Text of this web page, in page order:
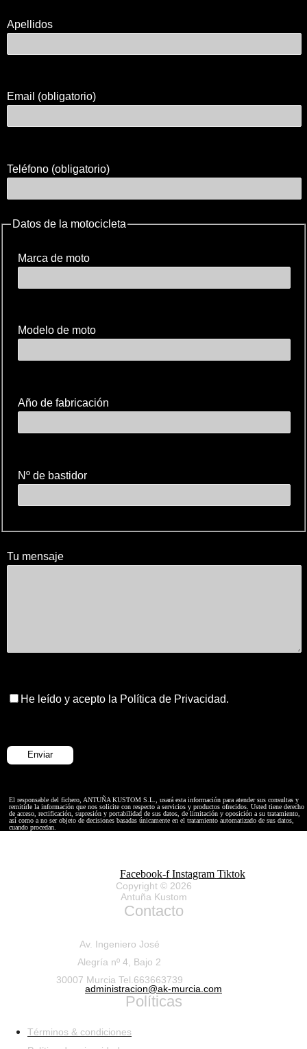
Apellidos
Email (obligatorio)
Teléfono (obligatorio)
Datos de la motocicleta
Marca de moto
Modelo de moto
Año de fabricación
Nº de bastidor
Tu mensaje
He leído y acepto la Política de Privacidad.
El responsable del fichero, ANTUÑA KUSTOM S.L., usará esta información para atender sus consultas y
remitirle la información que nos solicite con respecto a servicios y productos ofrecidos. Usted tiene derecho
de acceso, rectificación, supresión y portabilidad de sus datos, de limitación y oposición a su tratamiento,
así como a no ser objeto de decisiones basadas únicamente en el tratamiento automatizado de sus datos,
cuando procedan.
Facebook-f Instagram Tiktok
Copyright © 2026
Antuña Kustom
Contacto
Av. Ingeniero José
Alegría nº 4, Bajo 2
30007 Murcia Tel.663663739
administracion@ak-murcia.com
Políticas
Términos & condiciones